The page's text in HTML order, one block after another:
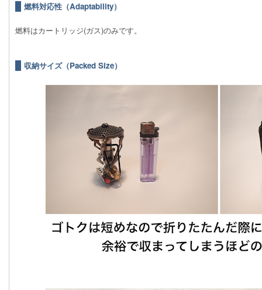
燃料対応性（Adaptability）
燃料はカートリッジ(ガス)のみです。
収納サイズ（Packed Size）